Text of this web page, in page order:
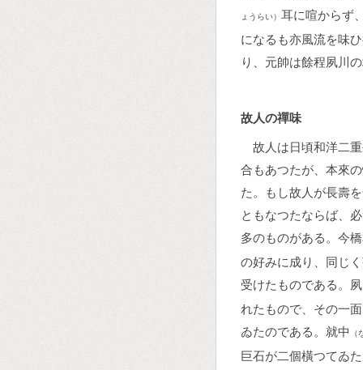
ょうらい） 耳に喧からず
になるも亦風流を味
り、元帥は餘程夙川
故人の禪味
故人は日頃和洋二
合もあつたが、本來
た。もし故人が長壽
ともなつたならば、
多のものがある。今
の好みに成り、同じ
受けたものである。
れたもので、その一
ゐたのである。就中
巨石が二個橫つてゐ